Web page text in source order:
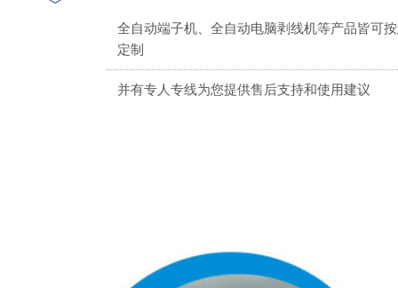
全自动端子机、全自动电脑剥线机等产品皆可
定制
并有专人专线为您提供售后支持和使用建议